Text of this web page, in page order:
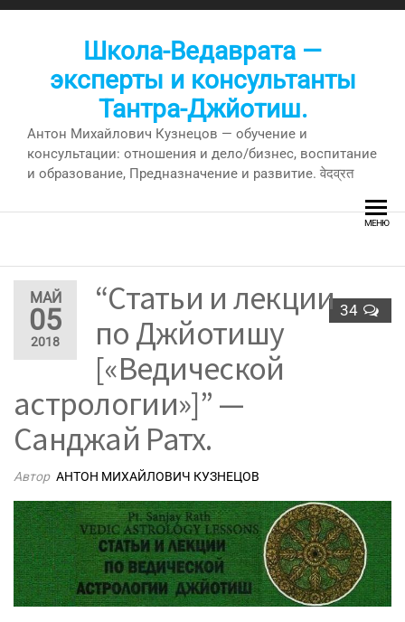
Перейти
Школа-Ведаврата —
эксперты и консультанты
Тантра-Джйотиш.
Антон Михайлович Кузнецов — обучение и
консультации: отношения и дело/бизнес, воспитание
и образование, Предназначение и развитие. वेदव्रत
МЕНЮ
МАЙ
05
2018
34
“Статьи и лекции
по Джйотишу
[«Ведической
астрологии»]” —
Санджай Ратх.
Автор АНТОН МИХАЙЛОВИЧ КУЗНЕЦОВ